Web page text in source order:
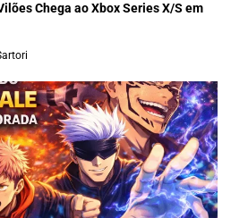
Chega ao Xbox Series X/S em